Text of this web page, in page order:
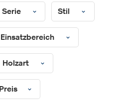
Serie Stil
Einsatzbereich
Holzart
Preis